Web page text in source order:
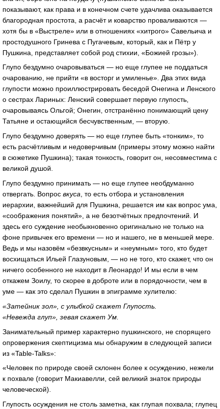
показывают, как права и в конечном счете удачлива оказывается
благородная простота, а расчёт и коварство проваливаются —
хотя бы в «Выстреле» или в отношениях «хитрого» Савельича и
простодушного Гринева с Пугачевым, который, как и Пётр у
Пушкина, представляет собой род стихии, «Божией грозы»).
Глупо бездумно очаровываться — но еще глупее не поддаться
очарованию, не прийти «в восторг и умиленье». Два этих вида
глупости можно проиллюстрировать беседой Онегина и Ленского
о сестрах Лариных: Ленский совершает первую глупость,
очаровываясь Ольгой; Онегин, отстранённо понимающий цену
Татьяне и остающийся бесчувственным, — вторую.
Глупо бездумно доверять — но еще глупее быть «тонким», то
есть расчётливым и недоверчивым (примеры этому можно найти
в сюжетике Пушкина); такая тонкость, говорит он, несовместима с
великой душой.
Глупо бездумно принимать — но еще глупее необдуманно
отвергать. Вопрос вкуса , то есть отбора и установления
иерархии, важнейший для Пушкина, решается им как вопрос ума,
«соображения понятий», а не безотчётных предпочтений. И
здесь его суждение необыкновенно оригинально не только на
фоне привычек его времени — но и нашего, не в меньшей мере.
Ведь и мы назовём «безвкусным» и «неумным» того, кто будет
восхищаться Ильей Глазуновым, — но не того, кто скажет, что он
ничего особенного не находит в Леонардо! И мы если в чем
откажем Зоилу, то скорее в доброте или в порядочности, чем в
уме — как это сделал Пушкин в эпиграмме хулителю:
«Затейник зол», с улыбкой скажет Глупость.
«Невежда глуп», зевая скажет Ум.
Занимательный пример характерно пушкинского, не спорящего
опровержения скептицизма мы обнаружим в следующей записи
из «Table-Talks»:
«Человек по природе своей склонен более к осуждению, нежели
к похвале (говорит Макиавелли, сей великий знаток природы
человеческой).
Глупость осуждения не столь заметна, как глупая похвала; глупец